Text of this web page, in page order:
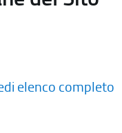
elenco completo